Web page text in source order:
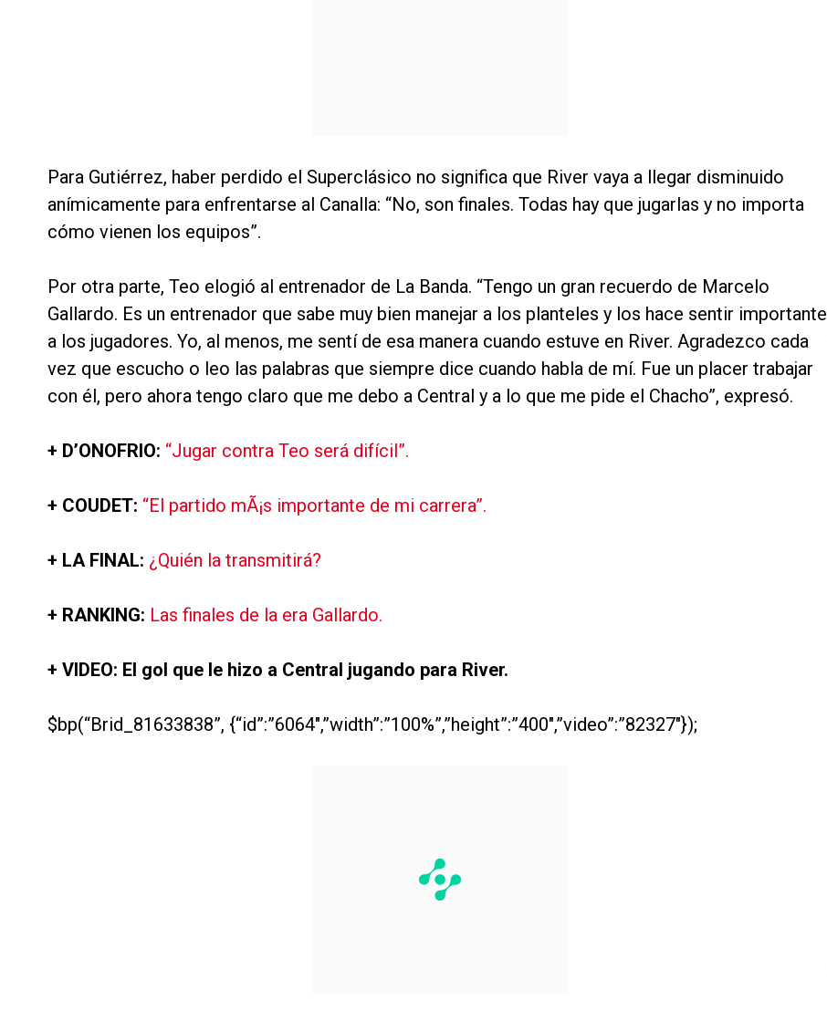
Para Gutiérrez, haber perdido el Superclásico no significa que River vaya a llegar disminuido
anímicamente para enfrentarse al Canalla: “No, son finales. Todas hay que jugarlas y no importa
cómo vienen los equipos”.
Por otra parte, Teo elogió al entrenador de La Banda. “Tengo un gran recuerdo de Marcelo
Gallardo. Es un entrenador que sabe muy bien manejar a los planteles y los hace sentir importante
a los jugadores. Yo, al menos, me sentí de esa manera cuando estuve en River. Agradezco cada
vez que escucho o leo las palabras que siempre dice cuando habla de mí. Fue un placer trabajar
con él, pero ahora tengo claro que me debo a Central y a lo que me pide el Chacho”, expresó.
+ D’ONOFRIO: “Jugar contra Teo será difícil”.
+ COUDET: “El partido mÃ¡s importante de mi carrera”.
+ LA FINAL: ¿Quién la transmitirá?
+ RANKING: Las finales de la era Gallardo.
+ VIDEO: El gol que le hizo a Central jugando para River.
$bp(“Brid_81633838”, {“id”:”6064″,”width”:”100%”,”height”:”400″,”video”:”82327″});